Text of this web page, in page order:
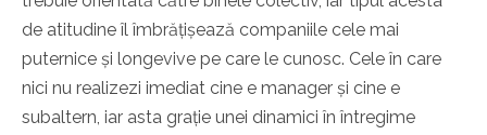
de atitudine îl îmbrățișează companiile cele mai
puternice și longevive pe care le cunosc. Cele în care
nici nu realizezi imediat cine e manager și cine e
subaltern, iar asta grație unei dinamici în întregime